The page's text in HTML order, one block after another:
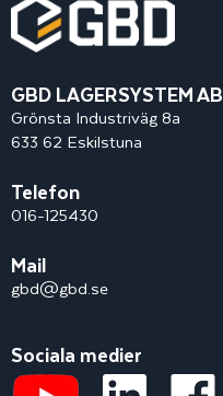
GBD LAGERSYSTEM AB
Grönsta Industriväg 8a
633 62 Eskilstuna
Telefon
016-125430
Mail
gbd@gbd.se
Sociala medier